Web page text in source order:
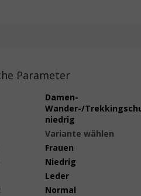
Parameter
Damen-
Wander-/
niedrig
Variante wählen
Frauen
Niedrig
Leder
:
Normal